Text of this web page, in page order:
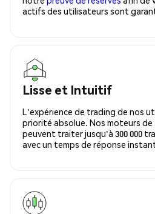
actifs des utilisateurs sont
Lisse et Intuitif
L'expérience de trading de nos
priorité absolue. Nos moteurs de
peuvent traiter jusqu'à 300 000
avec un temps de réponse